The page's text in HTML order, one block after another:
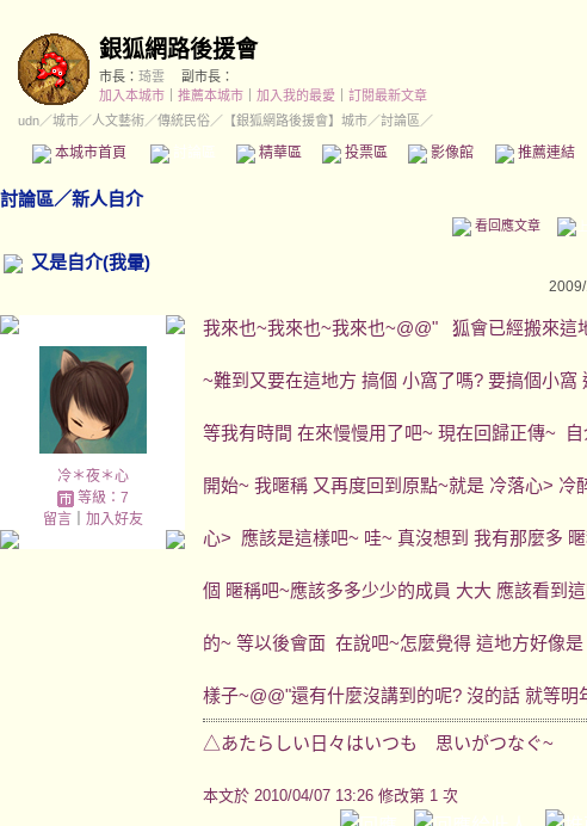
銀狐網路後援會
市長： 琦雲
副市長：
加入本城市
推薦本城市 加入我的最愛
訂閱最新文章
udn／城市／人文藝術／傳統民俗／ 【銀狐網路後援會】城市／討論區／
本城市首頁 精華區 投票區 影像館 推薦連結
討論區／新人自介
看回應文章
又是自介(我暈)
冷＊夜＊心
等級：7
留言｜ 加入好友
我來也~我來也~我來也~@@" 狐會已經搬來這
~難到又要在這地方 搞個 小窩了嗎? 要搞個小窩
等我有時間 在來慢慢用了吧~ 現在回歸正傳~
開始~ 我暱稱 又再度回到原點~就是 冷落心> 冷
心> 應該是這樣吧~ 哇~ 真沒想到 我有那麼多
個 暱稱吧~應該多多少少的成員 大大 應該看到
的~ 等以後會面 在說吧~怎麼覺得 這地方好像
樣子~@@"還有什麼沒講到的呢? 沒的話 就等明
△あたらしい日々はいつも 思いがつなぐ~
本文於 2010/04/07 13:26 修改第 1 次